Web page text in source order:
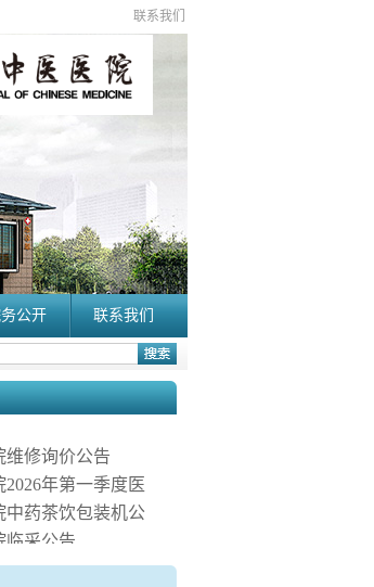
联系我们
务公开 联系我们
维修询价公告
2026年第一季度医
会公开
中药茶饮包装机公
临采公告
询价公告